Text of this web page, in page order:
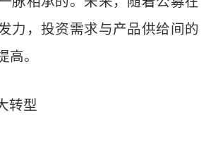
力，投资需求与产品供给间的
高。
转型